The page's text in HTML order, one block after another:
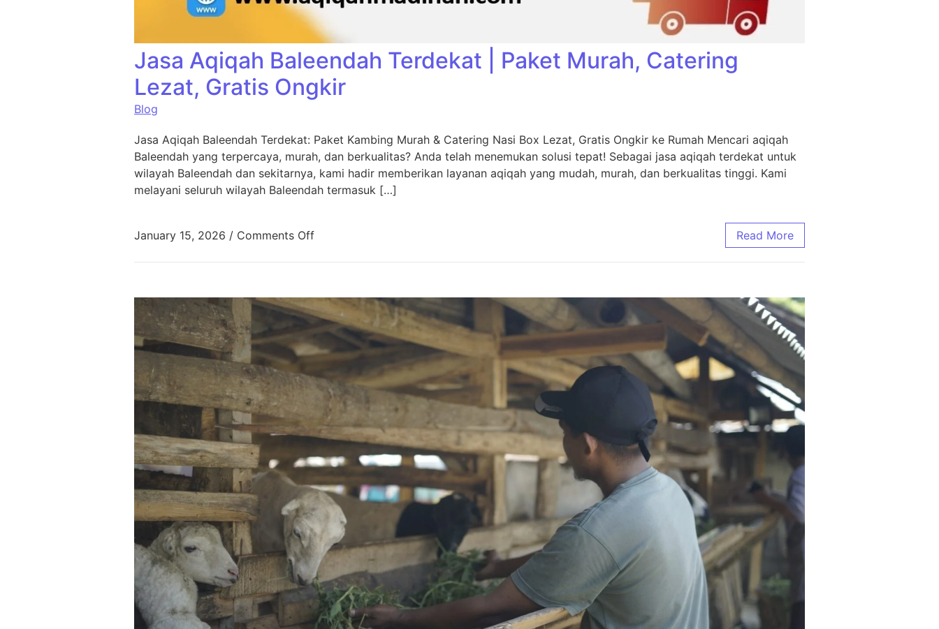
Jasa Aqiqah Baleendah Terdekat | Paket Murah, Catering
Lezat, Gratis Ongkir
Blog
Jasa Aqiqah Baleendah Terdekat: Paket Kambing Murah & Catering Nasi Box Lezat, Gratis Ongkir ke Rumah Mencari aqiqah
Baleendah yang terpercaya, murah, dan berkualitas? Anda telah menemukan solusi tepat! Sebagai jasa aqiqah terdekat untuk
wilayah Baleendah dan sekitarnya, kami hadir memberikan layanan aqiqah yang mudah, murah, dan berkualitas tinggi. Kami
melayani seluruh wilayah Baleendah termasuk […]
January 15, 2026 / Comments Off Read More